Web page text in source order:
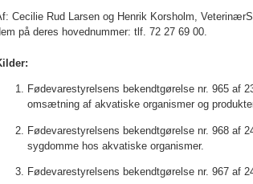
Cecilie Rud Larsen og Henrik Korsholm,
på deres hovednummer: tlf. 72 27 69 00.
Fødevarestyrelsens bekendtgørelse nr. 965 af
omsætning af akvatiske organismer og
Fødevarestyrelsens bekendtgørelse nr. 968 af
sygdomme hos akvatiske organismer.
Fødevarestyrelsens bekendtgørelse nr. 967 af